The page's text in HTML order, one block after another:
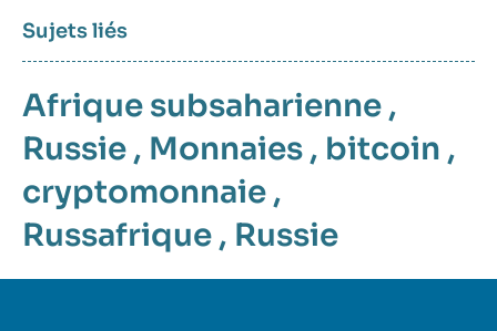
Sujets liés
Afrique subsaharienne ,
Russie , Monnaies , bitcoin ,
cryptomonnaie ,
Russafrique , Russie